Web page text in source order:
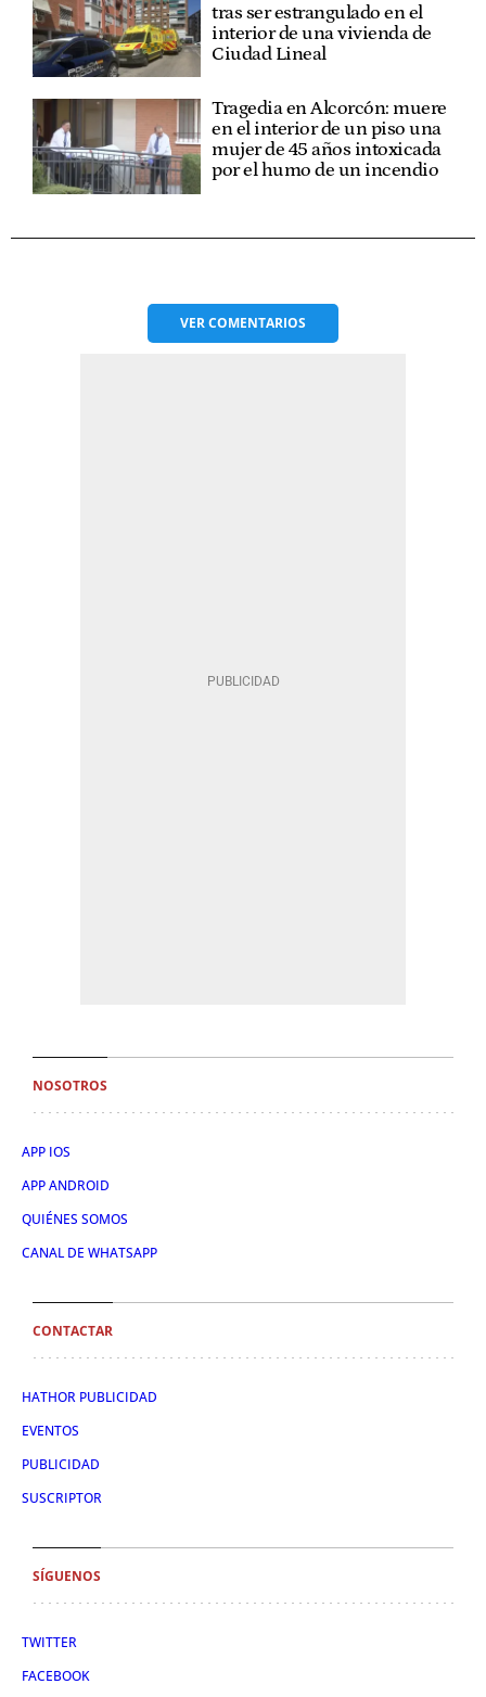
tras ser estrangulado en el
interior de una vivienda de
Ciudad Lineal
Tragedia en Alcorcón: muere
en el interior de un piso una
mujer de 45 años intoxicada
por el humo de un incendio
VERCOMENTARIOS
NOSOTROS
APP IOS
APP ANDROID
QUIÉNES SOMOS
CANAL DE WHATSAPP
CONTACTAR
HATHOR PUBLICIDAD
EVENTOS
PUBLICIDAD
SUSCRIPTOR
SÍGUENOS
TWITTER
FACEBOOK